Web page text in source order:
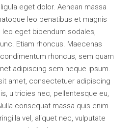
eget dolor. Aenean massa
leo penatibus et magnis
eget bibendum sodales,
Etiam rhoncus. Maecenas
rhoncus, sem quam
adipiscing sem neque ipsum.
amet, consectetuer adipiscing
ultricies nec, pellentesque eu,
consequat massa quis enim.
vel, aliquet nec, vulputate